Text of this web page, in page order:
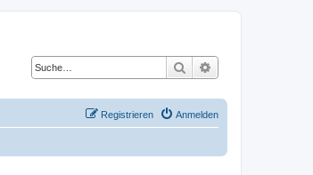
Suche
Anmelden
Registrieren